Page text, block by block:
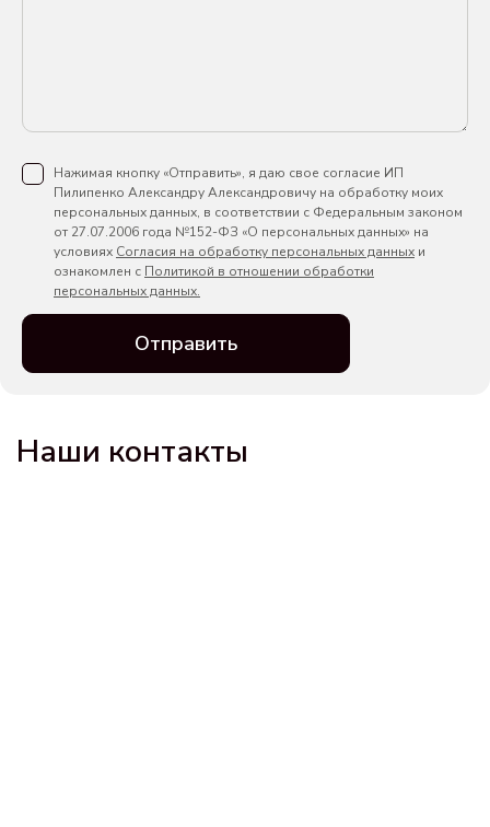
Нажимая кнопку «Отправить», я даю свое согласие ИП
Пилипенко Александру Александровичу на обработку моих
персональных данных, в соответствии с Федеральным законом
от 27.07.2006 года №152-ФЗ «О персональных данных» на
условиях Согласия на обработку персональных данных и
ознакомлен с Политикой в отношении обработки
персональных данных.
Отправить
Наши контакты